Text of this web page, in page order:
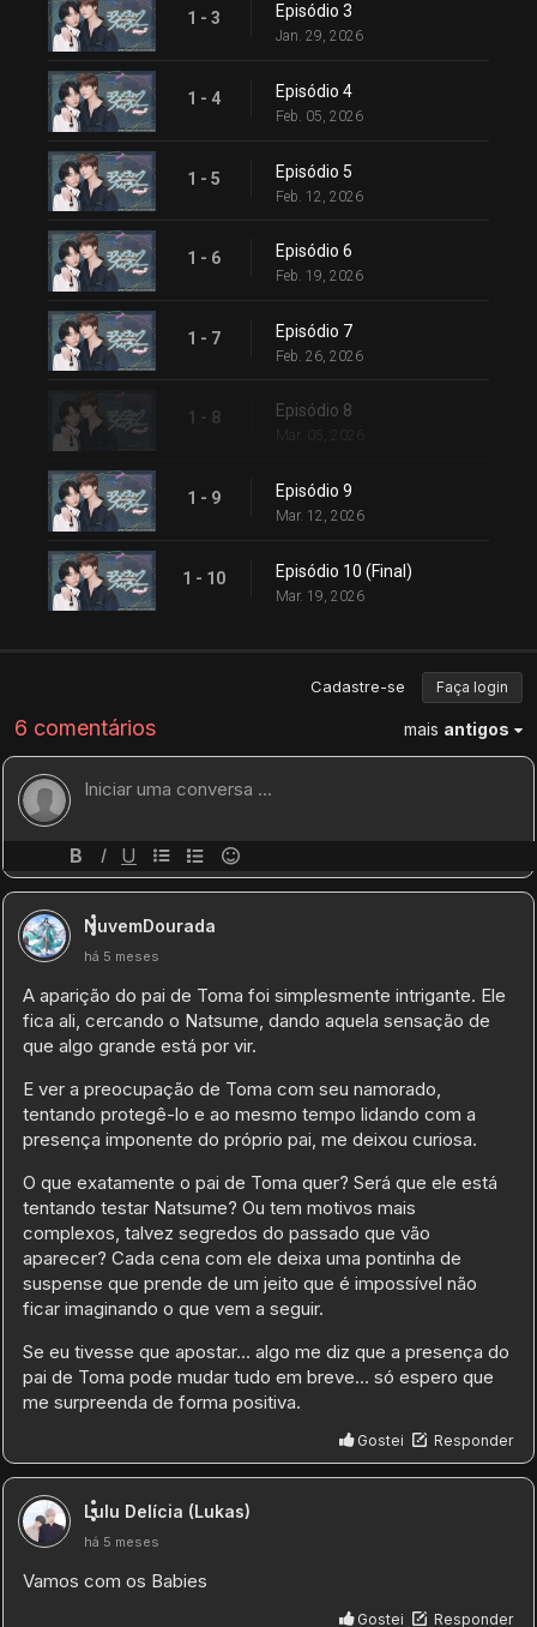
1 - 3 Episódio 3
Jan. 29, 2026
1 - 4 Episódio 4
Feb. 05, 2026
1 - 5 Episódio 5
Feb. 12, 2026
1 - 6 Episódio 6
Feb. 19, 2026
1 - 7 Episódio 7
Feb. 26, 2026
1 - 8 Episódio 8
1 - 9 Episódio 9
Mar. 12, 2026
1 - 10 Episódio 10 (Final)
Mar. 19, 2026